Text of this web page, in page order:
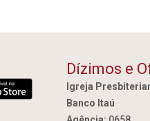
Dízimos e
Igreja
Banco Itaú